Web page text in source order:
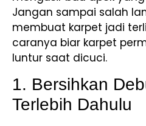
Jangan sampai salah
membuat karpet jadi
caranya biar karpet
luntur saat dicuci.
1. Bersihkan
Terlebih Dahulu